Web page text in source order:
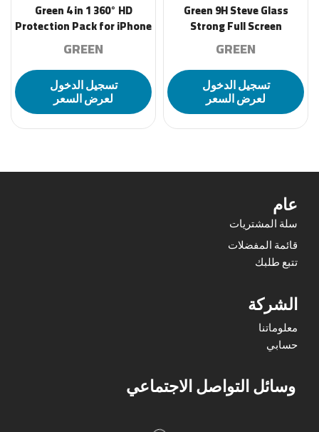
Green 9H Steve Glass
Strong Full Screen
Protector for iPhone 14
Pro Max ( 6.7″ ) – Clear
GREEN
تسجيل الدخول
لعرض السعر
Green 4 in 1 360° HD
Protection Pack for iPhone
14 Plus ( 6.7″ ) – Silver
GREEN
تسجيل الدخول
لعرض السعر
عام
سلة المشتريات
قائمة المفضلات
تتبع طلبك
الشركة
معلوماتنا
حسابي
وسائل التواصل الاجتماعي